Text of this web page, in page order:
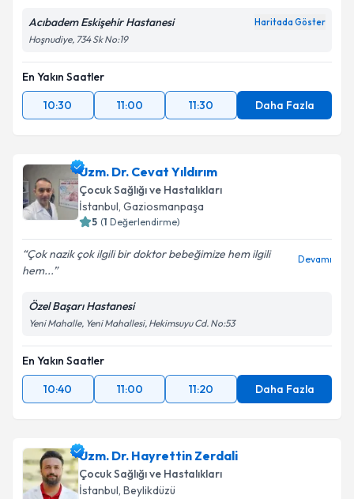
Acıbadem Eskişehir Hastanesi Haritada Göster
Hoşnudiye, 734 Sk No:19
En Yakın Saatler
10:30
11:00 11:30 Daha Fazla
Uzm. Dr. Cevat Yıldırım
Çocuk Sağlığı ve Hastalıkları
İstanbul, Gaziosmanpaşa
5 (1 Değerlendirme)
Çok nazik çok ilgili bir doktor bebeğimize hem ilgili
hem...
Devamı
Özel Başarı Hastanesi
Yeni Mahalle, Yeni Mahallesi, Hekimsuyu Cd. No:53
En Yakın Saatler
10:40
11:00 11:20 Daha Fazla
Uzm. Dr. Hayrettin Zerdali
Çocuk Sağlığı ve Hastalıkları
İstanbul, Beylikdüzü